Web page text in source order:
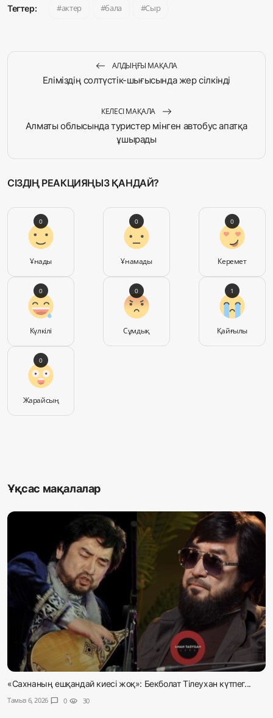
Тегтер: актер бала Сыр
АЛДЫҢҒЫ МАҚАЛА
Еліміздің солтүстік-шығысында жер сілкінді
КЕЛЕСІ МАҚАЛА
Алматы облысында туристер мінген автобус апатқа
ұшырады
СІЗДІҢ РЕАКЦИЯҢЫЗ ҚАНДАЙ?
Ұнады
0
Ұнамады
0
Керемет
0
Күлкілі
0
Сұмдық
0
Қайғылы
1
Жарайсың
0
Ұқсас мақалалар
«Сахнаның ешқандай киесі жоқ»: Бекболат Тілеухан күтпег...
Тамыз 6, 2026 chat_bubble 0 visibility 30